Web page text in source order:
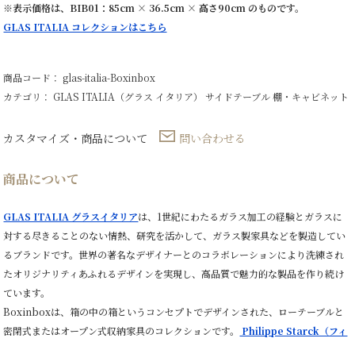
納
棚
ガ
製
個
※表示価格は、 BIB01：85cm × 36.5cm × 高さ90cm のものです。
GLAS ITALIA コレクションはこちら
商品コード： glas-italia-Boxinbox
カテゴリ： GLAS ITALIA（グラス イタリア） サイドテーブル 棚・キャビネット
カスタマイズ・商品について 問い合わせる
商品について
GLAS ITALIA グラスイタリアは、1世紀にわたるガラス加工の経験とガラスに
対する尽きることのない情熱、研究を活かして、ガラス製家具などを製造してい
るブランドです。世界の著名なデザイナーとのコラボレーションにより洗練され
たオリジナリティあふれるデザインを実現し、高品質で魅力的な製品を作り続け
ています。
Boxinboxは、箱の中の箱というコンセプトでデザインされた、ローテーブルと
密閉式またはオープン式収納家具のコレクションです。
Philippe Starck（フィ